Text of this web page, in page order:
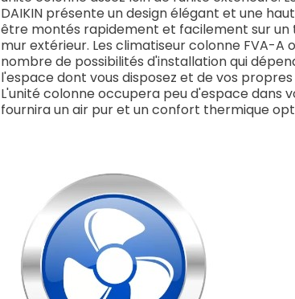
DAIKIN présente un design élégant et une
être montés rapidement et facilement sur un
mur extérieur. Les climatiseur colonne FVA-A
nombre de possibilités d'installation qui
l'espace dont vous disposez et de vos propres
L'unité colonne occupera peu d'espace dans
fournira un air pur et un confort thermique